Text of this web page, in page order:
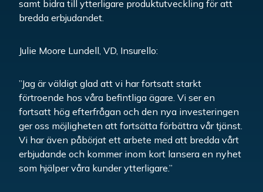
samt bidra till ytterligare produktutveckling för att
bredda erbjudandet.
Julie Moore Lundell, VD, Insurello:
”Jag är väldigt glad att vi har fortsatt starkt
förtroende hos våra befintliga ägare. Vi ser en
fortsatt hög efterfrågan och den nya investeringen
ger oss möjligheten att fortsätta förbättra vår tjänst.
Vi har även påbörjat ett arbete med att bredda vårt
erbjudande och kommer inom kort lansera en nyhet
som hjälper våra kunder ytterligare.”